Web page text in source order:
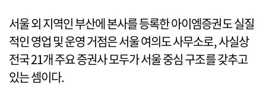
서울 외 지역인 부산에 본사를 등록한 아이엠증권도 실질
적인 영업 및 운영 거점은 서울 여의도 사무소로, 사실상
전국 21개 주요 증권사 모두가 서울 중심 구조를 갖추고
있는 셈이다.